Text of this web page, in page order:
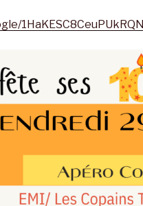
1HaKESC8CeuPUkRQN